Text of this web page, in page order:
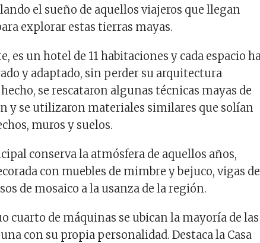
el sueño de aquellos viajeros que llegan
explorar estas tierras mayas.
es un hotel de 11 habitaciones y cada espacio
y adaptado, sin perder su arquitectura
se rescataron algunas técnicas mayas de
y se utilizaron materiales similares que solían
muros y suelos.
conserva la atmósfera de aquellos años,
con muebles de mimbre y bejuco, vigas de
de mosaico a la usanza de la región.
cuarto de máquinas se ubican la mayoría de las
con su propia personalidad. Destaca la Casa